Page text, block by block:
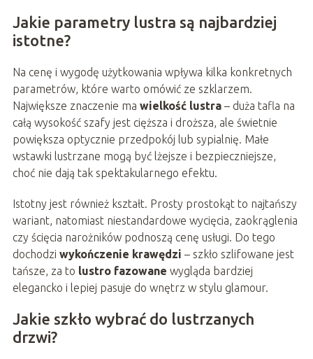
Jakie parametry lustra są najbardziej
istotne?
Na cenę i wygodę użytkowania wpływa kilka konkretnych
parametrów, które warto omówić ze szklarzem.
Największe znaczenie ma wielkość lustra– duża tafla na
całą wysokość szafy jest cięższa i droższa, ale świetnie
powiększa optycznie przedpokój lub sypialnię. Małe
wstawki lustrzane mogą być lżejsze i bezpieczniejsze,
choć nie dają tak spektakularnego efektu.
Istotny jest również kształt. Prosty prostokąt to najtańszy
wariant, natomiast niestandardowe wycięcia, zaokrąglenia
czy ścięcia narożników podnoszą cenę usługi. Do tego
dochodzi wykończenie krawędzi – szkło szlifowane jest
tańsze, za to lustro fazowane wygląda bardziej
elegancko i lepiej pasuje do wnętrz w stylu glamour.
Jakie szkło wybrać do lustrzanych
drzwi?